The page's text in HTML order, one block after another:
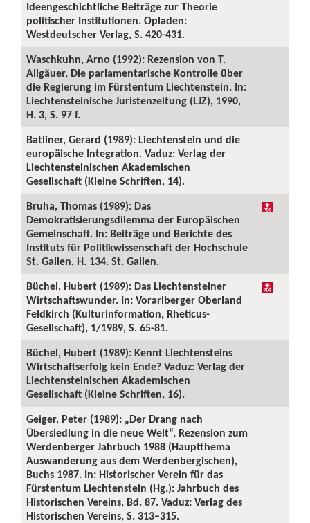
Ideengeschichtliche Beiträge zur Theorie
politischer Institutionen. Opladen:
Westdeutscher Verlag, S. 420-431.
Waschkuhn, Arno (1992): Rezension von T.
Allgäuer, Die parlamentarische Kontrolle über
die Regierung im Fürstentum Liechtenstein. In:
Liechtensteinische Juristenzeitung (LJZ), 1990,
H. 3, S. 97 f.
Batliner, Gerard (1989): Liechtenstein und die
europäische Integration. Vaduz: Verlag der
Liechtensteinischen Akademischen
Gesellschaft (Kleine Schriften, 14).
Bruha, Thomas (1989): Das
Demokratisierungsdilemma der Europäischen
Gemeinschaft. In: Beiträge und Berichte des
Instituts für Politikwissenschaft der Hochschule
St. Gallen, H. 134. St. Gallen.
Büchel, Hubert (1989): Das Liechtensteiner
Wirtschaftswunder. In: Vorarlberger Oberland
Feldkirch (Kulturinformation, Rheticus-
Gesellschaft), 1/1989, S. 65-81.
Büchel, Hubert (1989): Kennt Liechtensteins
Wirtschaftserfolg kein Ende? Vaduz: Verlag der
Liechtensteinischen Akademischen
Gesellschaft (Kleine Schriften, 16).
Geiger, Peter (1989): „Der Drang nach
Übersiedlung in die neue Welt“, Rezension zum
Werdenberger Jahrbuch 1988 (Hauptthema
Auswanderung aus dem Werdenbergischen),
Buchs 1987. In: Historischer Verein für das
Fürstentum Liechtenstein (Hg.): Jahrbuch des
Historischen Vereins, Bd. 87. Vaduz: Verlag des
Historischen Vereins, S. 313–315.